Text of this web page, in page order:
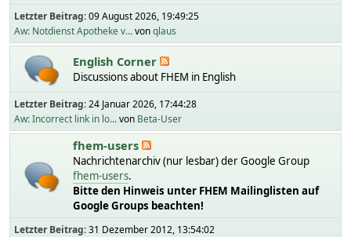
Letzter Beitrag:09 August 2026, 19:49:25
Aw: Notdienst Apotheke v...vonqlaus
English Corner
Discussions about FHEM in English
Letzter Beitrag:24 Januar 2026, 17:44:28
Aw: Incorrect link in lo...von Beta-User
fhem-users
Nachrichtenarchiv (nur lesbar) der Google Group
fhem-users.
Bitte den Hinweis unter FHEM Mailinglisten auf
Google Groups beachten!
Letzter Beitrag:31 Dezember 2012, 13:54:02